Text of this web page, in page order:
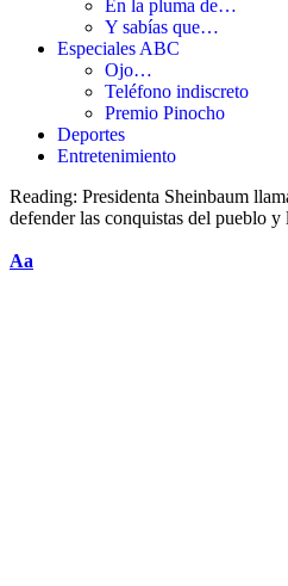
En la pluma de…
Y sabías que…
Especiales ABC
Ojo…
Teléfono indiscreto
Premio Pinocho
Deportes
Entretenimiento
Reading: Presidenta Sheinbaum
defender las conquistas del pueblo y
Aa